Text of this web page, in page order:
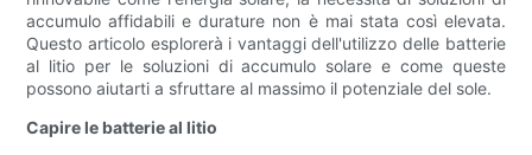
accumulo affidabili e durature non è mai stata così elevata.
Questo articolo esplorerà i vantaggi dell'utilizzo delle batterie
al litio per le soluzioni di accumulo solare e come queste
possono aiutarti a sfruttare al massimo il potenziale del sole.
Capire le batterie al litio